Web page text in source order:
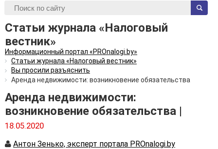
Статьи журнала «Налоговый
вестник»
Информационный портал «PROnalogi.by»
Статьи журнала «Налоговый вестник»
Вы просили разъяснить
Аренда недвижимости: возникновение обязательства
Аренда недвижимости:
возникновение обязательства |
18.05.2020
Автор
Антон Зенько, эксперт портала PROnalogi.by